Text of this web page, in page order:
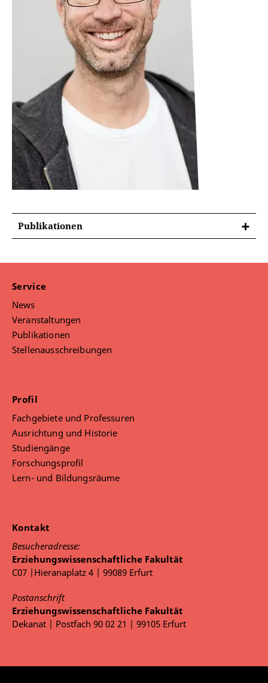
Publikationen
Service
News
Veranstaltungen
Publikationen
Stellenausschreibungen
Profil
Fachgebiete und Professuren
Ausrichtung und Historie
Studiengänge
Forschungsprofil
Lern- und Bildungsräume
Kontakt
Besucheradresse:
Erziehungswissenschaftliche Fakultät
C07 |Hieranaplatz 4 | 99089 Erfurt
Postanschrift
Erziehungswissenschaftliche Fakultät
Dekanat | Postfach 90 02 21 | 99105 Erfurt